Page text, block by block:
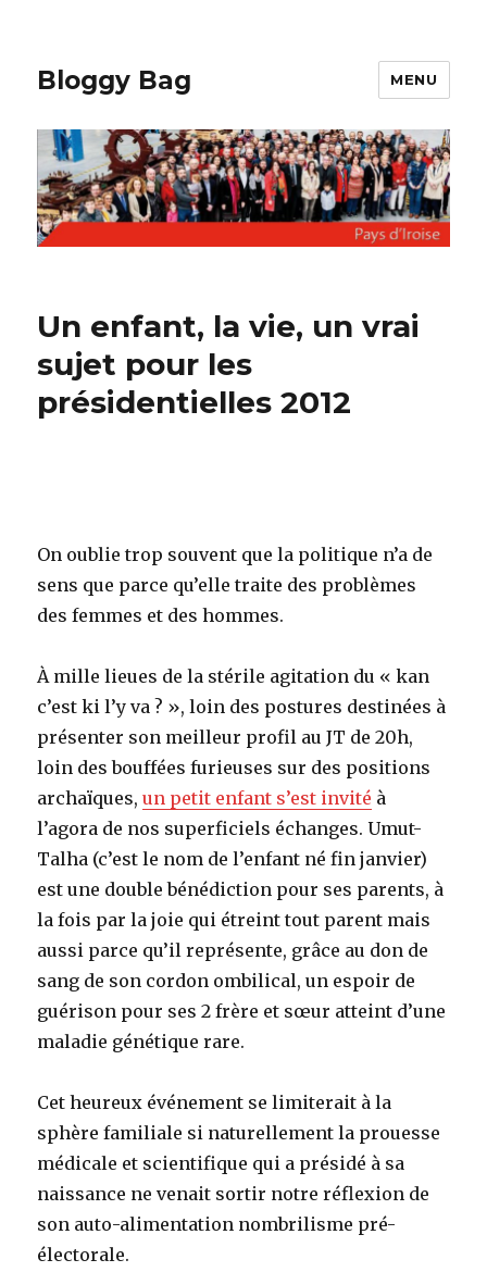
Bloggy Bag MENU
Un enfant, la vie, un vrai
sujet pour les
présidentielles 2012
On oublie trop souvent que la politique n’a de
sens que parce qu’elle traite des problèmes
des femmes et des hommes.
À mille lieues de la stérile agitation du « kan
c’est ki l’y va ? », loin des postures destinées à
présenter son meilleur profil au JT de 20h,
loin des bouffées furieuses sur des positions
archaïques,un petit enfant s’est invité à
l’agora de nos superficiels échanges. Umut-
Talha (c’est le nom de l’enfant né fin janvier)
est une double bénédiction pour ses parents, à
la fois par la joie qui étreint tout parent mais
aussi parce qu’il représente, grâce au don de
sang de son cordon ombilical, un espoir de
guérison pour ses 2 frère et sœur atteint d’une
maladie génétique rare.
Cet heureux événement se limiterait à la
sphère familiale si naturellement la prouesse
médicale et scientifique qui a présidé à sa
naissance ne venait sortir notre réflexion de
son auto-alimentation nombrilisme pré-
électorale.